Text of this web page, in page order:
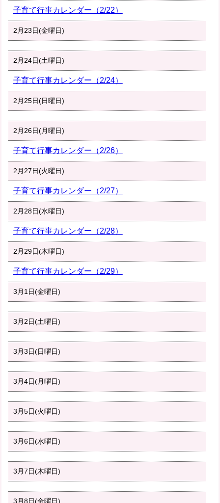
子育て行事カレンダー（2/22）
2月23日(金曜日)
2月24日(土曜日)
子育て行事カレンダー（2/24）
2月25日(日曜日)
2月26日(月曜日)
子育て行事カレンダー（2/26）
2月27日(火曜日)
子育て行事カレンダー（2/27）
2月28日(水曜日)
子育て行事カレンダー（2/28）
2月29日(木曜日)
子育て行事カレンダー（2/29）
3月1日(金曜日)
3月2日(土曜日)
3月3日(日曜日)
3月4日(月曜日)
3月5日(火曜日)
3月6日(水曜日)
3月7日(木曜日)
3月8日(金曜日)